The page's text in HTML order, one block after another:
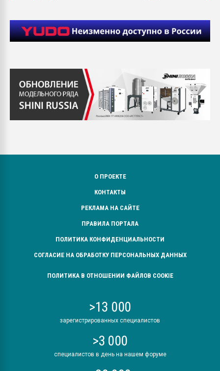
О ПРОЕКТЕ
КОНТАКТЫ
РЕКЛАМА НА САЙТЕ
ПРАВИЛА ПОРТАЛА
ПОЛИТИКА КОНФИДЕНЦИАЛЬНОСТИ
СОГЛАСИЕ НА ОБРАБОТКУ ПЕРСОНАЛЬНЫХ ДАННЫХ
ПОЛИТИКА В ОТНОШЕНИИ ФАЙЛОВ COOKIE
>13 000
зарегистрированных специалистов
>3 000
специалистов в день на нашем форуме